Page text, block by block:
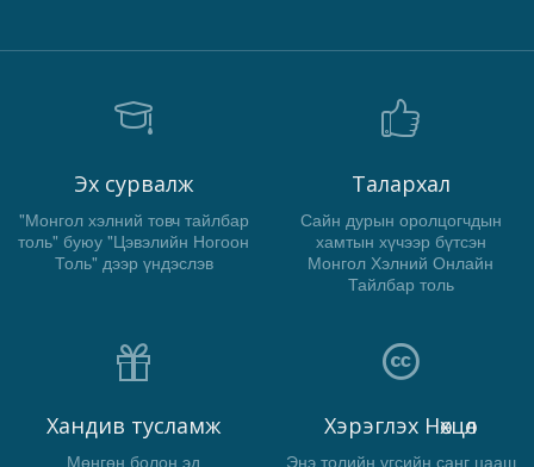
Эх сурвалж
"Монгол хэлний товч тайлбар
толь" буюу "Цэвэлийн Ногоон
Толь" дээр үндэслэв
Талархал
Сайн дурын оролцогчдын
хамтын хүчээр бүтсэн
Монгол Хэлний Онлайн
Тайлбар толь
Хандив тусламж
Мөнгөн болон эд
Хэрэглэх Нөхцөл
Энэ толийн үгсийн санг цааш